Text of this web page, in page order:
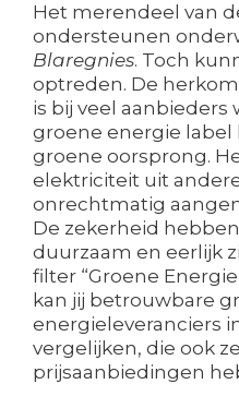
Het merendeel van
ondersteunen
Blaregnies. Toch
optreden. De
is bij veel aanbieders
groene energie label
groene oorsprong.
elektriciteit uit
onrechtmatig
De zekerheid
duurzaam en eerlijk
filter “Groene
kan jij betrouwbare
energieleveranciers
vergelijken, die ook
prijsaanbiedingen